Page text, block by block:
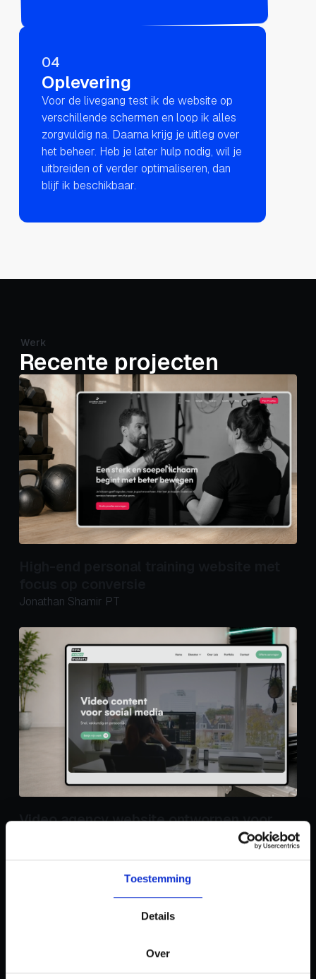
Toestemming
Details
Over
04
Oplevering
Voor de livegang test ik de website op
verschillende schermen en loop ik alles
zorgvuldig na. Daarna krijg je uitleg over
het beheer. Heb je later hulp nodig, wil je
uitbreiden of verder optimaliseren, dan
blijf ik beschikbaar.
Werk
Recente projecten
Jonathan Shamir PT
Video agency website ontworpen voor